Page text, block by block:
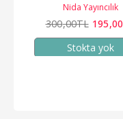
Nida Yayıncılık
300,00TL 195,00
Stokta yok